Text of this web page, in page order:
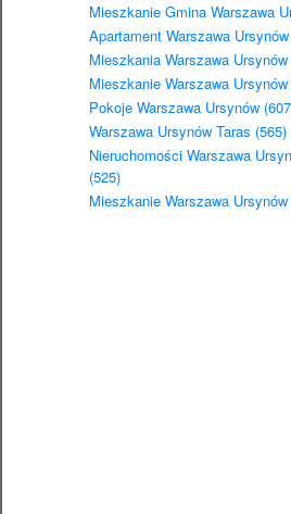
Mieszkanie Gmina Warszawa
Apartament Warszawa
Mieszkania Warszawa
Mieszkanie Warszawa
Pokoje Warszawa Ursynów
Warszawa Ursynów Taras (565)
Nieruchomości Warszawa
(525)
Mieszkanie Warszawa